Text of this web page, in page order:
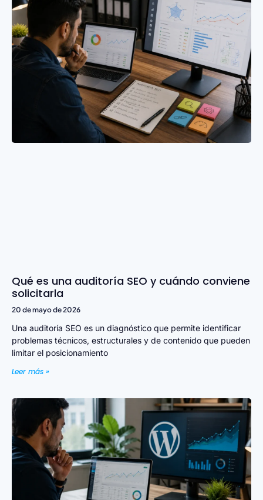
Qué es una auditoría SEO y cuándo conviene
solicitarla
20 de mayo de 2026
Una auditoría SEO es un diagnóstico que permite identificar
problemas técnicos, estructurales y de contenido que pueden
limitar el posicionamiento
Leer más »